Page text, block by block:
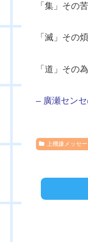
「集」その
「滅」その
「道」その
– 廣瀬セン
上機嫌メッセ